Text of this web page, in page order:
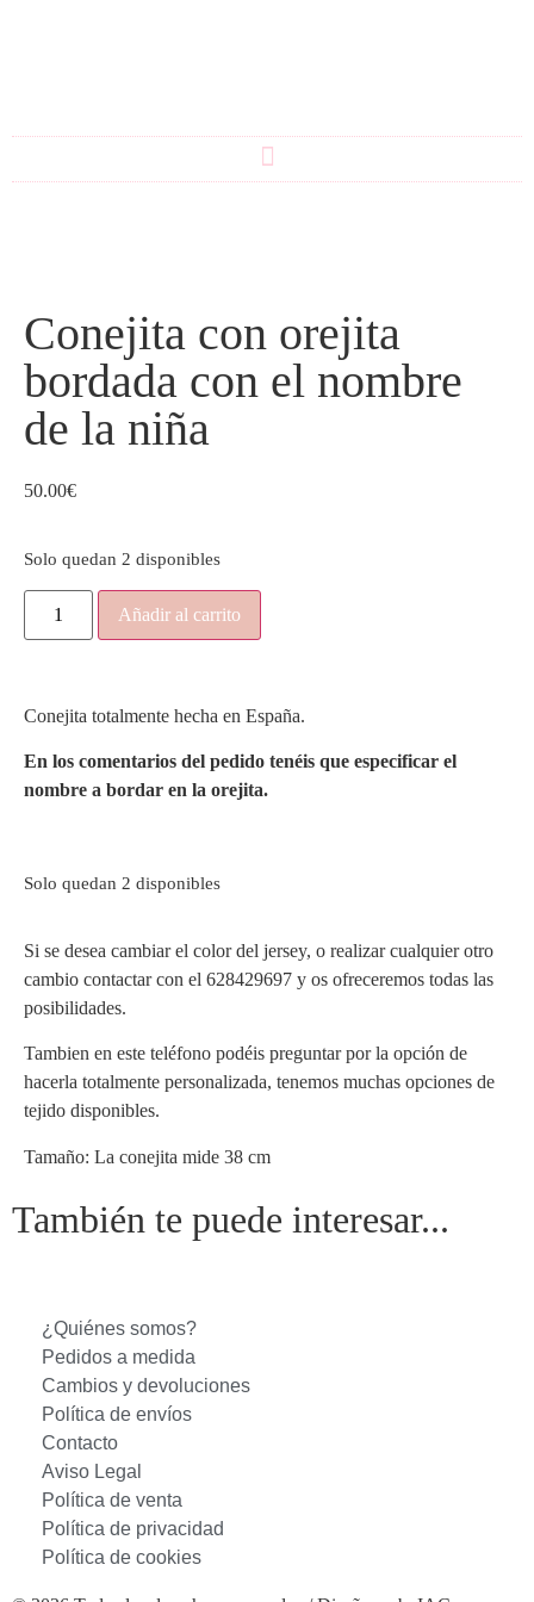
Conejita con orejita
bordada con el nombre
de la niña
50.00€
Solo quedan 2 disponibles
Añadir al carrito
Conejita totalmente hecha en España.
En los comentarios del pedido tenéis que especificar el
nombre a bordar en la orejita.
Solo quedan 2 disponibles
Si se desea cambiar el color del jersey, o realizar cualquier otro
cambio contactar con el 628429697 y os ofreceremos todas las
posibilidades.
Tambien en este teléfono podéis preguntar por la opción de
hacerla totalmente personalizada, tenemos muchas opciones de
tejido disponibles.
Tamaño: La conejita mide 38 cm
También te puede interesar...
¿Quiénes somos?
Pedidos a medida
Cambios y devoluciones
Política de envíos
Contacto
Aviso Legal
Política de venta
Política de privacidad
Política de cookies